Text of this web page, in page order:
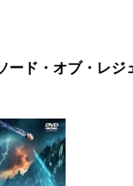
ード・オブ・レジ